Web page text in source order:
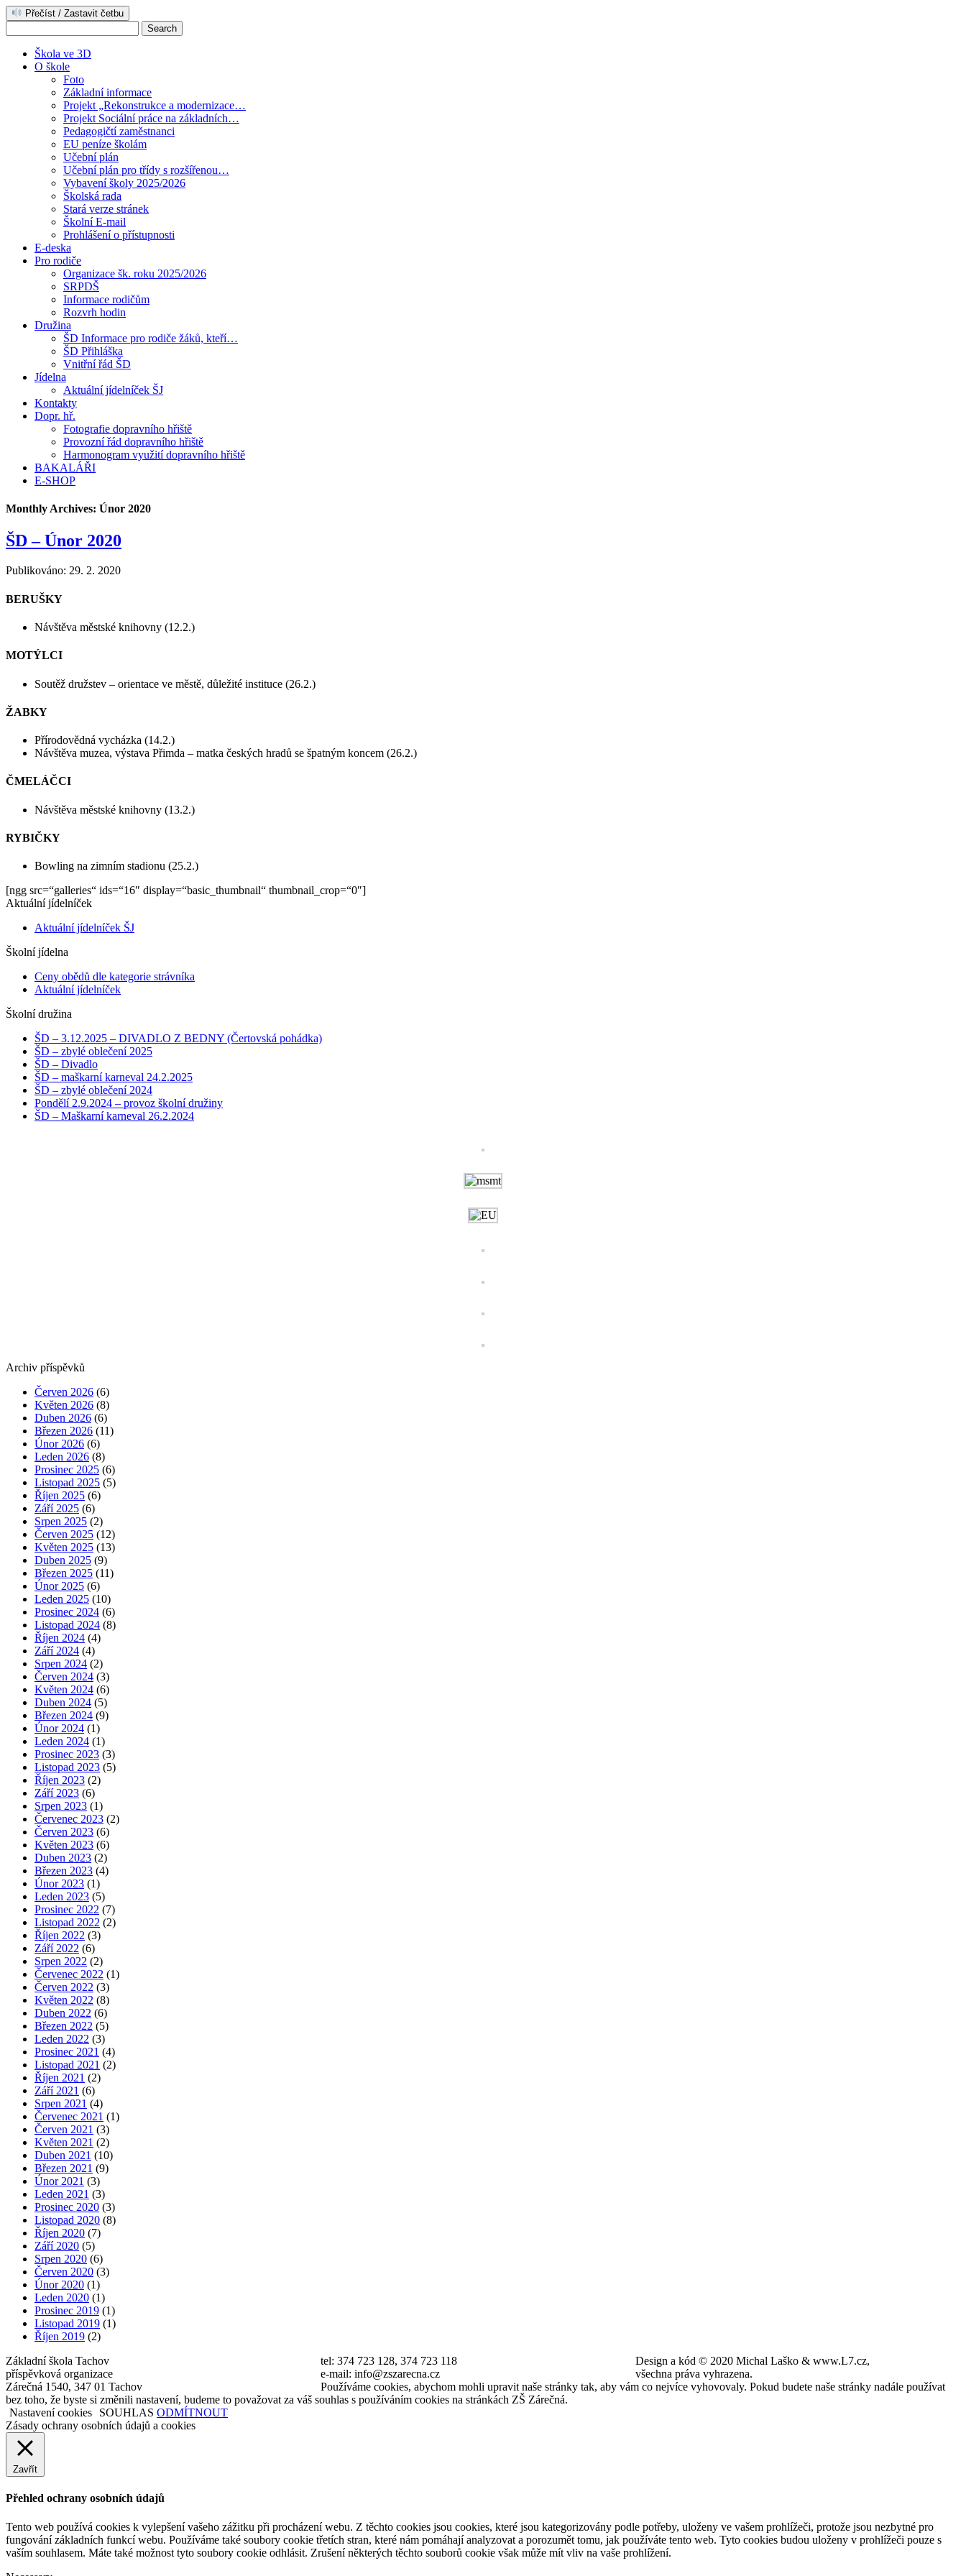
Přečíst / Zastavit četbu
Škola ve 3D
O škole
Foto
Základní informace
Projekt „Rekonstrukce a modernizace…
Projekt Sociální práce na základních…
Pedagogičtí zaměstnanci
EU peníze školám
Učební plán
Učební plán pro třídy s rozšířenou…
Vybavení školy 2025/2026
Školská rada
Stará verze stránek
Školní E-mail
Prohlášení o přístupnosti
E-deska
Pro rodiče
Organizace šk. roku 2025/2026
SRPDŠ
Informace rodičům
Rozvrh hodin
Družina
ŠD Informace pro rodiče žáků, kteří…
ŠD Přihláška
Vnitřní řád ŠD
Jídelna
Aktuální jídelníček ŠJ
Kontakty
Dopr. hř.
Fotografie dopravního hřiště
Provozní řád dopravního hřiště
Harmonogram využití dopravního hřiště
BAKALÁŘI
E-SHOP
Monthly Archives: Únor 2020
ŠD – Únor 2020
Publikováno: 29. 2. 2020
BERUŠKY
Návštěva městské knihovny (12.2.)
MOTÝLCI
Soutěž družstev – orientace ve městě, důležité instituce (26.2.)
ŽABKY
Přírodovědná vycházka (14.2.)
Návštěva muzea, výstava Přimda – matka českých hradů se špatným koncem (26.2.)
ČMELÁČCI
Návštěva městské knihovny (13.2.)
RYBIČKY
Bowling na zimním stadionu (25.2.)
[ngg src=“galleries“ ids=“16″ display=“basic_thumbnail“ thumbnail_crop=“0″]
Aktuální jídelníček
Aktuální jídelníček ŠJ
Školní jídelna
Ceny obědů dle kategorie strávníka
Aktuální jídelníček
Školní družina
ŠD – 3.12.2025 – DIVADLO Z BEDNY (Čertovská pohádka)
ŠD – zbylé oblečení 2025
ŠD – Divadlo
ŠD – maškarní karneval 24.2.2025
ŠD – zbylé oblečení 2024
Pondělí 2.9.2024 – provoz školní družiny
ŠD – Maškarní karneval 26.2.2024
Archiv příspěvků
Červen 2026 (6)
Květen 2026 (8)
Duben 2026 (6)
Březen 2026 (11)
Únor 2026 (6)
Leden 2026 (8)
Prosinec 2025 (6)
Listopad 2025 (5)
Říjen 2025 (6)
Září 2025 (6)
Srpen 2025 (2)
Červen 2025 (12)
Květen 2025 (13)
Duben 2025 (9)
Březen 2025 (11)
Únor 2025 (6)
Leden 2025 (10)
Prosinec 2024 (6)
Listopad 2024 (8)
Říjen 2024 (4)
Září 2024 (4)
Srpen 2024 (2)
Červen 2024 (3)
Květen 2024 (6)
Duben 2024 (5)
Březen 2024 (9)
Únor 2024 (1)
Leden 2024 (1)
Prosinec 2023 (3)
Listopad 2023 (5)
Říjen 2023 (2)
Září 2023 (6)
Srpen 2023 (1)
Červenec 2023 (2)
Červen 2023 (6)
Květen 2023 (6)
Duben 2023 (2)
Březen 2023 (4)
Únor 2023 (1)
Leden 2023 (5)
Prosinec 2022 (7)
Listopad 2022 (2)
Říjen 2022 (3)
Září 2022 (6)
Srpen 2022 (2)
Červenec 2022 (1)
Červen 2022 (3)
Květen 2022 (8)
Duben 2022 (6)
Březen 2022 (5)
Leden 2022 (3)
Prosinec 2021 (4)
Listopad 2021 (2)
Říjen 2021 (2)
Září 2021 (6)
Srpen 2021 (4)
Červenec 2021 (1)
Červen 2021 (3)
Květen 2021 (2)
Duben 2021 (10)
Březen 2021 (9)
Únor 2021 (3)
Leden 2021 (3)
Prosinec 2020 (3)
Listopad 2020 (8)
Říjen 2020 (7)
Září 2020 (5)
Srpen 2020 (6)
Červen 2020 (3)
Únor 2020 (1)
Leden 2020 (1)
Prosinec 2019 (1)
Listopad 2019 (1)
Říjen 2019 (2)
Základní škola Tachov
příspěvková organizace
Zárečná 1540, 347 01 Tachov
tel: 374 723 128, 374 723 118
e-mail: info@zszarecna.cz
Design a kód © 2020 Michal Laško & www.L7.cz,
všechna práva vyhrazena.
Používáme cookies, abychom mohli upravit naše stránky tak, aby vám co nejvíce vyhovovaly. Pokud budete naše stránky nadále používat
bez toho, že byste si změnili nastavení, budeme to považovat za váš souhlas s používáním cookies na stránkách ZŠ Zárečná.
Nastavení cookies
SOUHLAS ODMÍTNOUT
Zásady ochrany osobních údajů a cookies
Zavřít
Přehled ochrany osobních údajů
Tento web používá cookies k vylepšení vašeho zážitku při procházení webu. Z těchto cookies jsou cookies, které jsou kategorizovány podle potřeby, uloženy ve vašem prohlížeči, protože jsou nezbytné pro
fungování základních funkcí webu. Používáme také soubory cookie třetích stran, které nám pomáhají analyzovat a porozumět tomu, jak používáte tento web. Tyto cookies budou uloženy v prohlížeči pouze s
vaším souhlasem. Máte také možnost tyto soubory cookie odhlásit. Zrušení některých těchto souborů cookie však může mít vliv na vaše prohlížení.